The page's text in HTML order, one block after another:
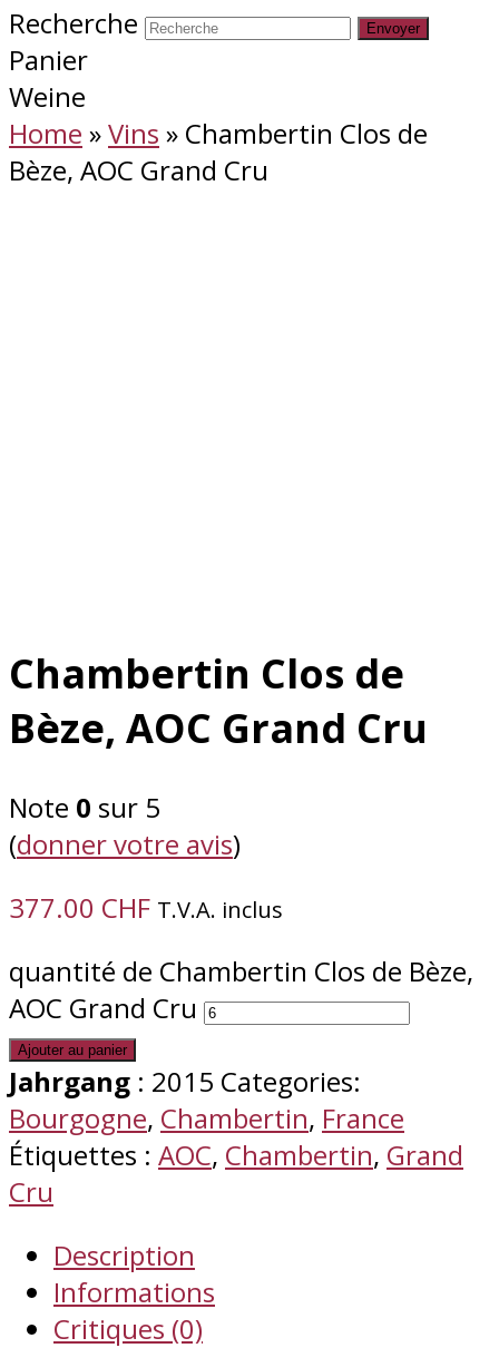
Recherche
Envoyer
Panier
Weine
Home »Vins » Chambertin Clos de
Bèze, AOC Grand Cru
Chambertin Clos de
Bèze, AOC Grand Cru
Note 0 sur 5
(donner votre avis)
377.00 CHF T.V.A. inclus
quantité de Chambertin Clos de Bèze,
AOC Grand Cru
Ajouter au panier
Jahrgang : 2015 Categories:
Bourgogne, Chambertin, France
Étiquettes : AOC, Chambertin, Grand
Cru
Description
Informations
Critiques (0)